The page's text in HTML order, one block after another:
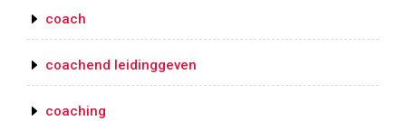
coach
coachend leidinggeven
coaching